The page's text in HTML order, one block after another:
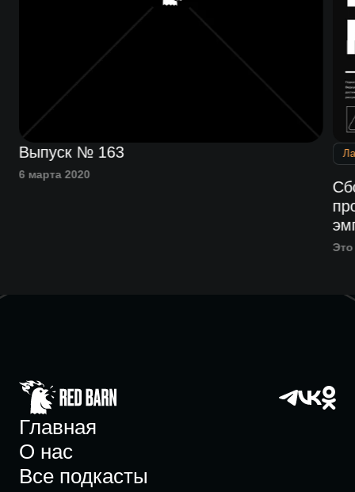
Выпуск № 163
6 марта 2020
Это
Главная
О нас
Все подкасты